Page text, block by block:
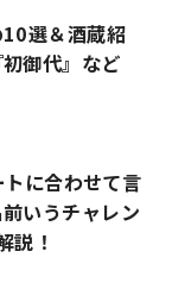
選＆酒蔵紹
御代』など
に合わせて言
いうチャレン
説！